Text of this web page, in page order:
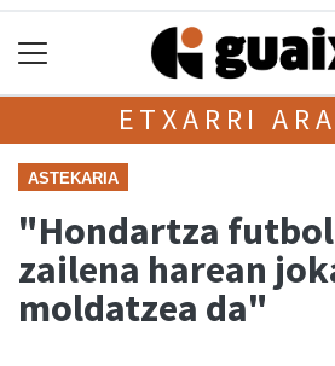
ETXARRI
ASTEKARIA
"Hondartza
zailena harean
moldatzea da"